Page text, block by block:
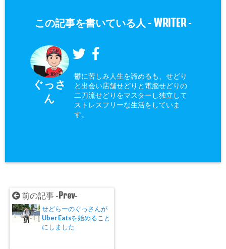
この記事を書いている人 - WRITER-
ぐっさ
ん
鬱に苦しみ人生を諦めるも、せどり
と出会い店舗せどりと電脳せどりの
二刀流せどりをマスターし独立して
ストレスフリーな生活をしていま
す。
前の記事 -Prev-
せどらーのぐっさんが
Uber Eatsを始めること
にしました